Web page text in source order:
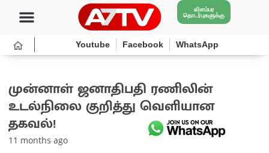
விளம்பர
தொடர்புகளுக்கு
Youtube Facebook WhatsApp
முன்னாள் ஜனாதிபதி ரணிலின்
உடல்நிலை குறித்து வெளியான
தகவல்!
11 months ago